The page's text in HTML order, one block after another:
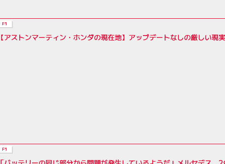
F1
【アストンマーティン・ホンダの現在地】アップデートなしの厳しい
F1